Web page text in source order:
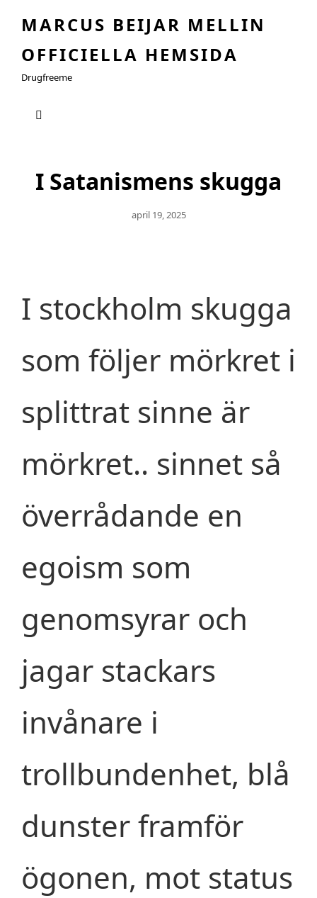
MARCUS BEIJAR MELLIN
OFFICIELLA HEMSIDA
Drugfreeme
I Satanismens skugga
Publicerat
April 19, 2025
I stockholm skugga
som följer mörkret i
splittrat sinne är
mörkret.. sinnet så
överrådande en
egoism som
genomsyrar och
jagar stackars
invånare i
trollbundenhet, blå
dunster framför
ögonen, mot status